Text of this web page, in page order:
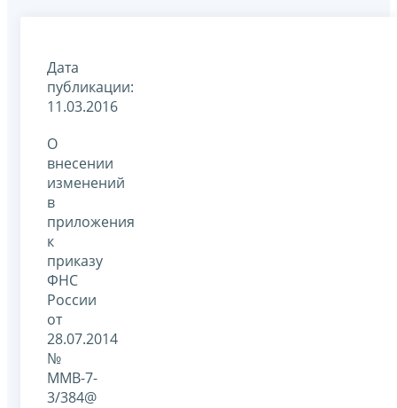
Дата
публикации:
11.03.2016
О
внесении
изменений
в
приложения
к
приказу
ФНС
России
от
28.07.2014
№
ММВ-7-
3/384@